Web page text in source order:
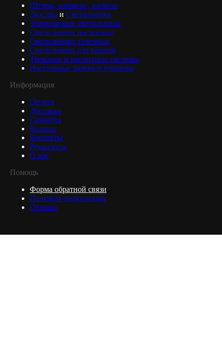
Шторы, карнизы, жалюзи
Люстры и Светильники
Управляемые светильники
Светильники настенные
Светильники точечные
Светильники для ванной
Трековые и магнитные системы
Настольные лампы и торшеры
Информация
Оплата
Доставка
Гарантия
Возврат
Контакты
Реквизиты
О нас
Помощь
Форма обратной связи
Полезная информация
Отзывы